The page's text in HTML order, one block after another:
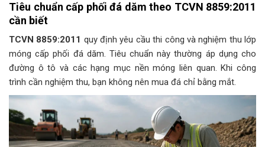
Tiêu chuẩn cấp phối đá dăm theo TCVN 8859:2011
cần biết
TCVN 8859:2011 quy định yêu cầu thi công và nghiệm thu lớp
móng cấp phối đá dăm. Tiêu chuẩn này thường áp dụng cho
đường ô tô và các hạng mục nền móng liên quan. Khi công
trình cần nghiệm thu, bạn không nên mua đá chỉ bằng mắt.